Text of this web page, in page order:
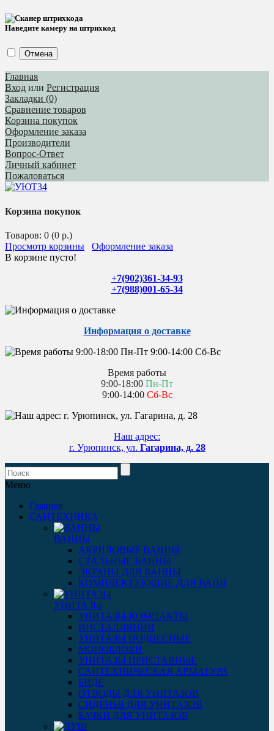
Наведите камеру на штрихкод
Отмена
Главная
Вход или Регистрация
Закладки (0)
Сравнение товаров
Корзина покупок
Оформление заказа
Производители
Вопрос-Ответ
Личный кабинет
Пожаловаться
Корзина покупок
Товаров: 0 (0 р.)
Просмотр корзины
Оформление заказа
В корзине пусто!
+7(902)361-34-93
+7(988)001-65-34
Информация о доставке
Время работы
9:00-18:00 Пн-Пт
9:00-14:00 Сб-Вс
Наш адрес:
г. Урюпинск, ул. Гагарина, д. 28
Меню
Главная
САНТЕХНИКА
ВАННЫ
АКРИЛОВЫЕ ВАННЫ
СТАЛЬНЫЕ ВАННЫ
ЭКРАНЫ ДЛЯ ВАННЫ
КОМПЛЕКТУЮЩИЕ ДЛЯ ВАНН
УНИТАЗЫ
УНИТАЗЫ-КОМПАКТЫ
ИНСТАЛЛЯЦИИ
УНИТАЗЫ ПОДВЕСНЫЕ
МОНОБЛОКИ
УНИТАЗЫ ПРИСТАВНЫЕ
САНТЕХНИЧЕСКАЯ АРМАТУРА
БИДЕ
ОТВОДЫ ДЛЯ УНИТАЗОВ
СИДЕНЬЯ ДЛЯ УНИТАЗОВ
БАЧКИ ДЛЯ УНИТАЗОВ